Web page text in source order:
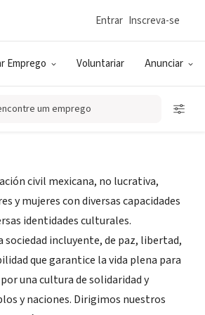
Emprego Voluntariar Anunciar
Entrar Inscreva-se
um emprego
y Paz, A.C.
civil mexicana, no lucrativa,
y mujeres con diversas capacidades
identidades culturales.
sociedad incluyente, de paz, libertad,
que garantice la vida plena para
una cultura de solidaridad y
y naciones. Dirigimos nuestros